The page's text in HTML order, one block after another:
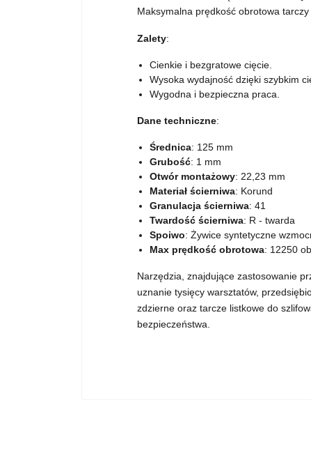
Maksymalna prędkość obrotowa
Zalety:
Cienkie i bezgratowe cięcie.
Wysoka wydajność dzięki szybkim
Wygodna i bezpieczna praca.
Dane techniczne:
Średnica: 125 mm
Grubość: 1 mm
Otwór montażowy: 22,23 mm
Materiał ścierniwa: Korund
Granulacja ścierniwa: 41
Twardość ścierniwa: R - twarda
Spoiwo: Żywice syntetyczne
Max prędkość obrotowa: 12250
Narzędzia, znajdujące zastosowanie
uznanie tysięcy warsztatów,
zdzierne oraz tarcze listkowe do
bezpieczeństwa.